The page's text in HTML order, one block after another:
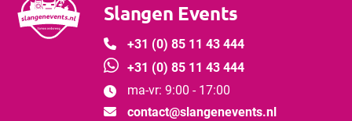
Slangen Events
 +31 (0) 85 11 43 444
 +31 (0) 85 11 43 444

ma-vr: 9:00 - 17:00

contact@slangenevents.nl